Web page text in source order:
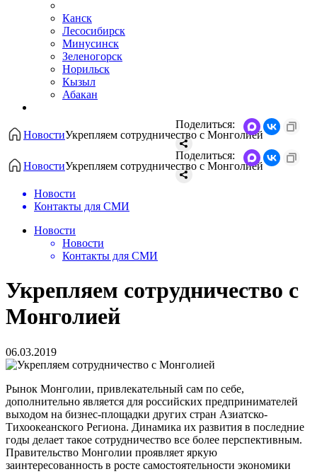
Канск
Лесосибирск
Минусинск
Зеленогорск
Норильск
Кызыл
Абакан
НовостиУкрепляем сотрудничество с Монголией
Поделиться:
НовостиУкрепляем сотрудничество с Монголией
Поделиться:
Новости
Контакты для СМИ
Новости
Новости
Контакты для СМИ
Укрепляем сотрудничество с
Монголией
06.03.2019
Рынок Монголии, привлекательный сам по себе,
дополнительно является для российских предпринимателей
выходом на бизнес-площадки других стран Азиатско-
Тихоокеанского Региона. Динамика их развития в последние
годы делает такое сотрудничество все более перспективным.
Правительство Монголии проявляет яркую
заинтересованность в росте самостоятельности экономики